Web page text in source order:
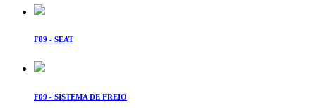
F09 - SEAT
F09 - SISTEMA DE FREIO